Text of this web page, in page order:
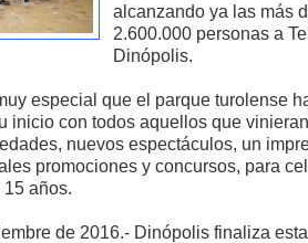
alcanzando ya las más
2.600.000 personas a
Dinópolis.
especial que el parque turolense
inicio con todos aquellos que
nuevos espectáculos, un
promociones y concursos, para
años.
de 2016.- Dinópolis finaliza esta